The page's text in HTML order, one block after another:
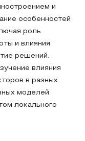
и
особенностей
роль
и влияния
решений.
влияния
в разных
моделей
локального